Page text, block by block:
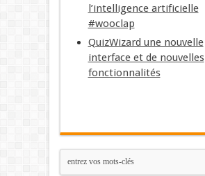
l’intelligence artificielle
#wooclap
QuizWizard une nouvelle
interface et de nouvelles
fonctionnalités